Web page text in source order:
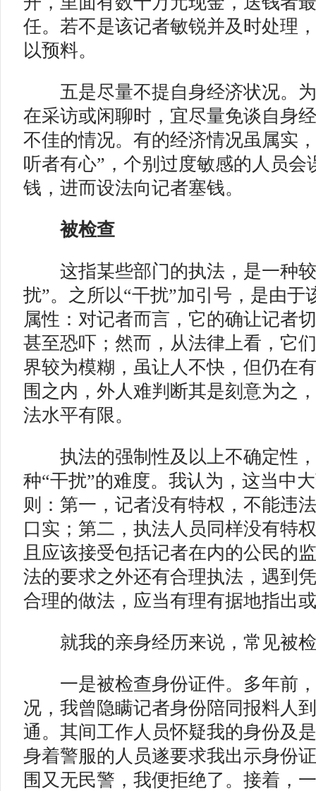
任。若不是该记者敏锐并及时处理
以预料。
五是尽量不提自身经济状况。
在采访或闲聊时，宜尽量免谈自身
不佳的情况。有的经济情况虽属实
听者有心”，个别过度敏感的人员会
钱，进而设法向记者塞钱。
被检查
这指某些部门的执法，是一种较
扰”。之所以“干扰”加引号，是由于
属性：对记者而言，它的确让记者
甚至恐吓；然而，从法律上看，它
界较为模糊，虽让人不快，但仍在
围之内，外人难判断其是刻意为之
法水平有限。
执法的强制性及以上不确定性，
种“干扰”的难度。我认为，这当中
则：第一，记者没有特权，不能违
口实；第二，执法人员同样没有特
且应该接受包括记者在内的公民的
法的要求之外还有合理执法，遇到
合理的做法，应当有理有据地指出
就我的亲身经历来说，常见被检
一是被检查身份证件。 多年前
况，我曾隐瞒记者身份陪同报料人
通。其间工作人员怀疑我的身份及
身着警服的人员遂要求我出示身份
围又无民警，我便拒绝了。接着，